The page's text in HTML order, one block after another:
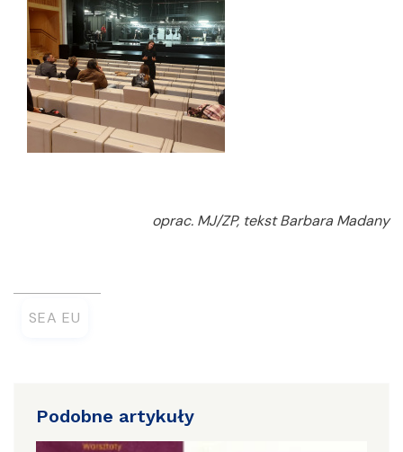
oprac. MJ/ZP, tekst Barbara Madany
SEA EU
Podobne artykuły